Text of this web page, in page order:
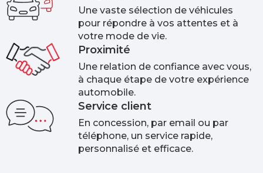
Une vaste sélection de véhicules
pour répondre à vos attentes et à
votre mode de vie.
Proximité
Une relation de confiance avec vous,
à chaque étape de votre expérience
automobile.
Service client
En concession, par email ou par
téléphone, un service rapide,
personnalisé et efficace.​